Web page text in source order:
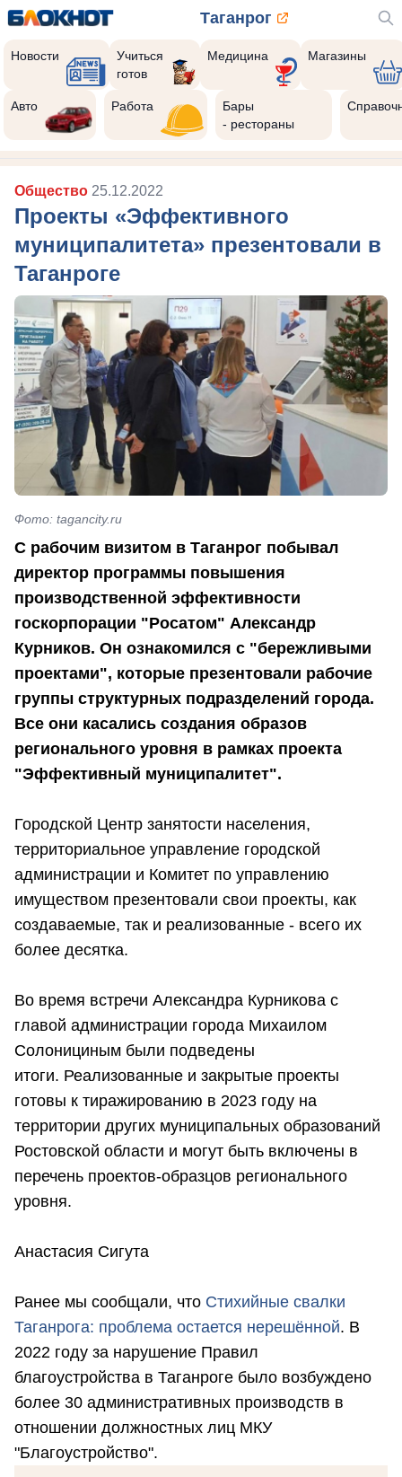
Таганрог
Новости
Учиться
готов
Медицина Магазины
Авто Работа
Бары
- рестораны
Общество 25.12.2022
Проекты «Эффективного
муниципалитета» презентовали в
Таганроге
Фото: tagancity.ru
С рабочим визитом в Таганрог побывал
директор программы повышения
производственной эффективности
госкорпорации "Росатом" Александр
Курников. Он ознакомился с "бережливыми
проектами", которые презентовали рабочие
группы структурных подразделений города.
Все они касались создания образов
регионального уровня в рамках проекта
"Эффективный муниципалитет".
Городской Центр занятости населения,
территориальное управление городской
администрации и Комитет по управлению
имуществом презентовали свои проекты, как
создаваемые, так и реализованные - всего их
более десятка.
Во время встречи Александра Курникова с
главой администрации города Михаилом
Солонициным были подведены
итоги. Реализованные и закрытые проекты
готовы к тиражированию в 2023 году на
территории других муниципальных образований
Ростовской области и могут быть включены в
перечень проектов-образцов регионального
уровня.
Анастасия Сигута
Ранее мы сообщали, что Стихийные свалки
Таганрога: проблема остается нерешённой. В
2022 году за нарушение Правил
благоустройства в Таганроге было возбуждено
более 30 административных производств в
отношении должностных лиц МКУ
"Благоустройство".